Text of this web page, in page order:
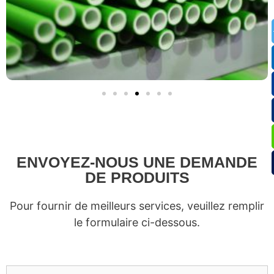
ENVOYEZ-NOUS UNE DEMANDE
DE PRODUITS
Pour fournir de meilleurs services, veuillez remplir
le formulaire ci-dessous.